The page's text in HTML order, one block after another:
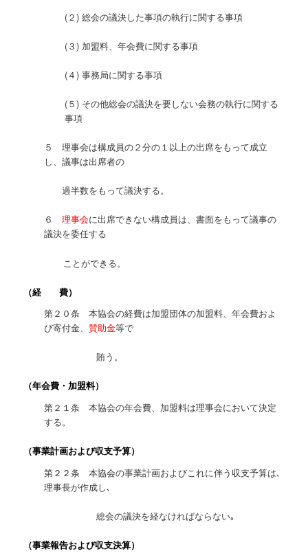
(２) 総会の議決した事項の執行に関する事項
(３) 加盟料、年会費に関する事項
(４) 事務局に関する事項
(５) その他総会の議決を要しない会務の執行に関する
事項
５ 理事会は構成員の２分の１以上の出席をもって成立
し、議事は出席者の
過半数をもって議決する。
６理事会に出席できない構成員は、書面をもって議事の
議決を委任する
ことができる。
（経 費）
第２０条 本協会の経費は加盟団体の加盟料、年会費およ
び寄付金、賛助金等で
賄う。
（年会費・加盟料）
第２１条 本協会の年会費、加盟料は理事会において決定
する。
（事業計画および収支予算）
第２２条 本協会の事業計画およびこれに伴う収支予算は､
理事長が作成し､
総会の議決を経なければならない｡
（事業報告および収支決算）